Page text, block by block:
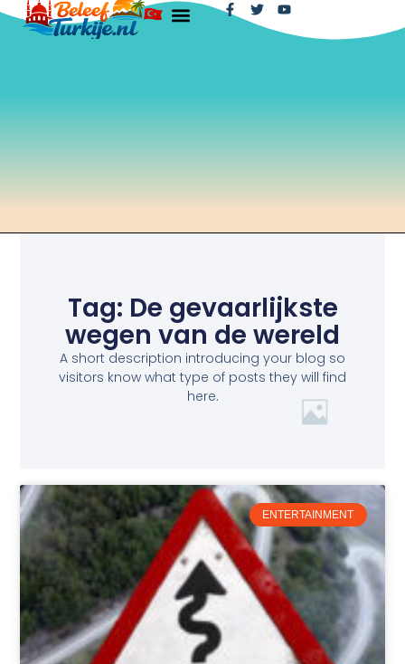
Tag: De gevaarlijkste
wegen van de wereld
A short description introducing your blog so
visitors know what type of posts they will find
here.
ENTERTAINMENT